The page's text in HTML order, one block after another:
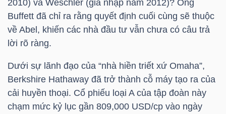
2010) và Weschler (gia nhập năm 2012)? Ông
Buffett đã chỉ ra rằng quyết định cuối cùng sẽ thuộc
về Abel, khiến các nhà đầu tư vẫn chưa có câu trả
lời rõ ràng.
Dưới sự lãnh đạo của “nhà hiền triết xứ Omaha”,
Berkshire Hathaway đã trở thành cỗ máy tạo ra của
cải huyền thoại. Cổ phiếu loại A của tập đoàn này
chạm mức kỷ lục gần 809,000 USD/cp vào ngày
LƯỢNG